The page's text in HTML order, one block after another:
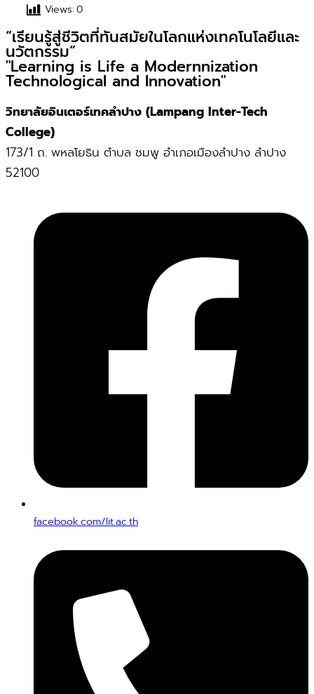
Views:0
“เรียนรู้สู่ชีวิตที่ทันสมัยในโลกแห่งเทคโนโลยีและ
นวัตกรรม”
"Learning is Life a Modernnization
Technological and Innovation"
วิทยาลัยอินเตอร์เทคลำปาง (Lampang Inter-Tech
College)
173/1 ถ. พหลโยธิน ตำบล ชมพู อำเภอเมืองลำปาง ลำปาง
52100
facebook.com/lit.ac.th